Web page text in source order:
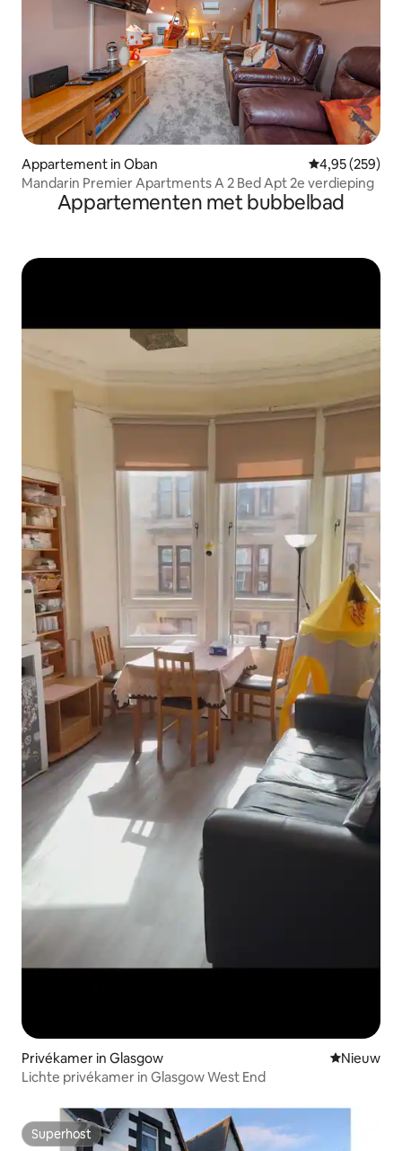
Appartement in Oban Gemiddelde
4,95 (259)
Mandarin Premier Apartments A 2 Bed Apt 2e verdieping
Appartementen met bubbelbad
Privékamer in Glasgow Nieuwe
Nieuw
Lichte privékamer in Glasgow West End
Superhost
Superhost